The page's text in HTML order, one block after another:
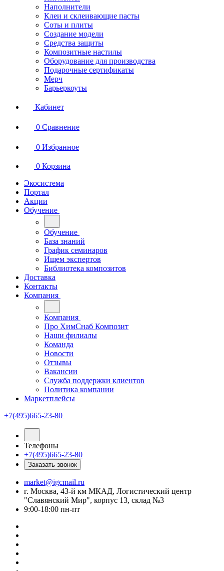
Наполнители
Клеи и склеивающие пасты
Соты и плиты
Создание модели
Средства защиты
Композитные настилы
Оборудование для производства
Подарочные сертификаты
Мерч
Барьеркоуты
Кабинет
0 Сравнение
0 Избранное
0 Корзина
Экосистема
Портал
Акции
Обучение
Обучение
База знаний
График семинаров
Ищем экспертов
Библиотека композитов
Доставка
Контакты
Компания
Компания
Про ХимСнаб Композит
Наши филиалы
Команда
Новости
Отзывы
Вакансии
Служба поддержки клиентов
Политика компании
Маркетплейсы
+7(495)665-23-80
Телефоны
+7(495)665-23-80
Заказать звонок
market@igcmail.ru
г. Москва, 43-й км МКАД, Логистический центр
"Славянский Мир", корпус 13, склад №3
9:00-18:00 пн-пт